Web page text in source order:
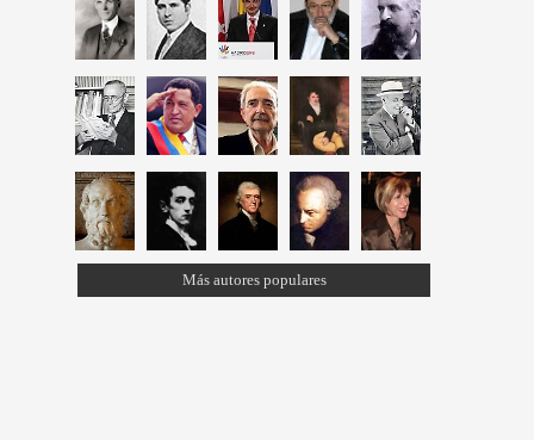
Más autores populares